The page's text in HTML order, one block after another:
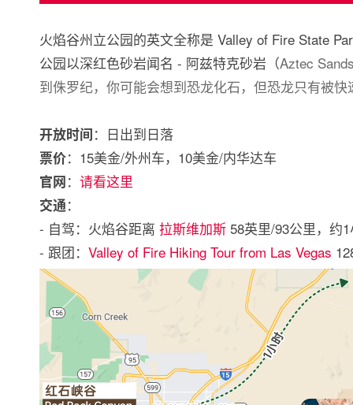
火焰谷州立公园的英文全称是 Valley of Fire State
公园以深红色砂岩闻名 - 阿兹特克砂岩（Aztec
到侏罗纪，你可能会想到恐龙化石，但恐龙只有被
开放时间：日出到日落
票价：15美金/外州车，10美金/内华达车
官网： 请看这里
交通：
- 自驾：火焰谷距离 拉斯维加斯 58英里/93公里，约
- 跟团： Valley of Fire Hiking Tour from Las Vegas